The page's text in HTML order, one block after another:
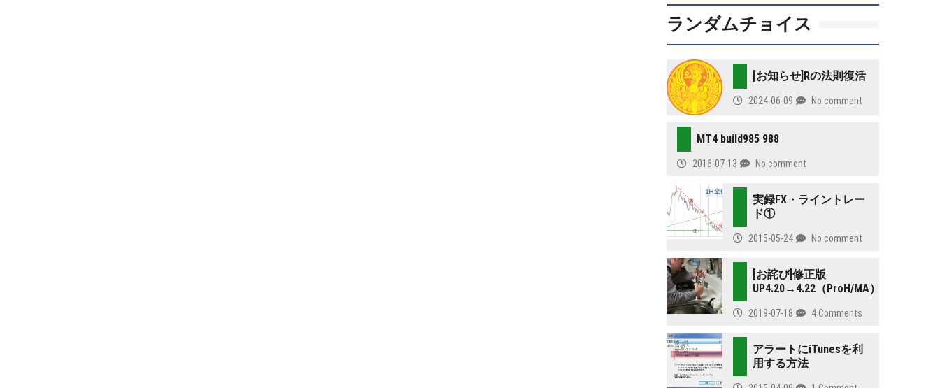
ランダムチョイス
[お知らせ]Rの法則復活
2024-06-09 No comment
MT4 build985 988
2016-07-13 No comment
実録FX・ライントレー
ド①
2015-05-24 No comment
[お詫び]修正版
UP4.20→4.22（ProH/MA）
2019-07-18 4 Comments
アラートにiTunesを利
用する方法